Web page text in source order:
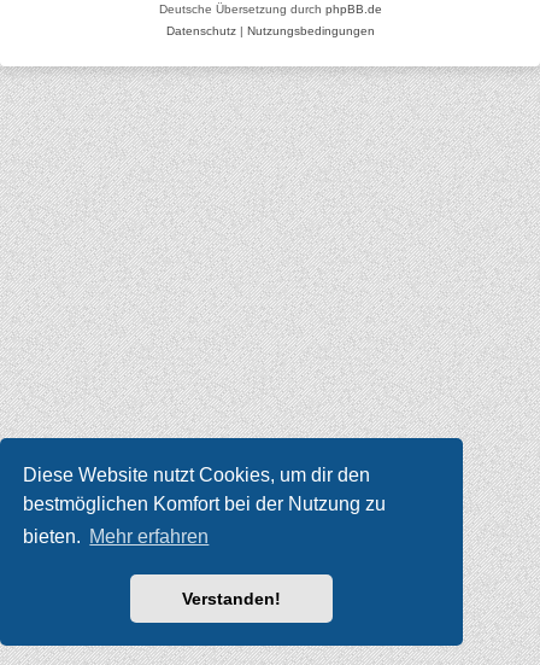
Diese Website nutzt Cookies, um dir den
bestmöglichen Komfort bei der Nutzung zu
bieten. Mehr erfahren
Verstanden!
Deutsche Übersetzung durch phpBB.de
Datenschutz| Nutzungsbedingungen